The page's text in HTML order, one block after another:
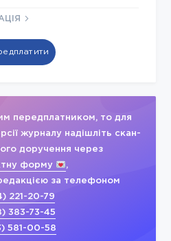
передплатником, то для
журналу надішліть скан-
доручення через
форму ,
за телефоном
221-20-79
383-73-45
581-00-58